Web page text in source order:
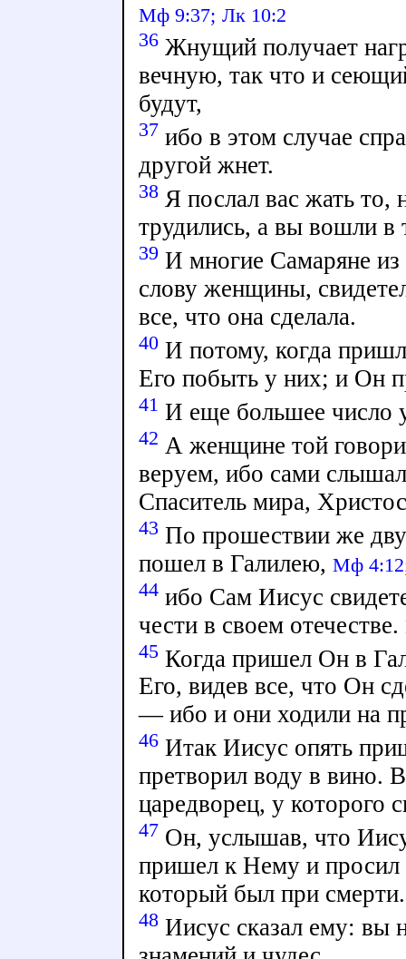
Мф 9:37; Лк 10:2
36Жнущий получает
вечную, так что и
будут,
37 ибо в этом случае
другой жнет.
38Я послал вас жать то,
трудились, а вы вошли в
39 И многие Самаряне из
слову женщины,
все, что она сделала.
40И потому, когда
Его побыть у них; и Он
41 И еще большее число
42 А женщине той
веруем, ибо сами
Спаситель мира,
43 По прошествии же
пошел в Галилею, Мф
44ибо Сам Иисус
чести в своем отечестве.
45Когда пришел Он в
Его, видев все, что Он
— ибо и они ходили на
46Итак Иисус опять
претворил воду в вино.
царедворец, у которого
47 Он, услышав, что
пришел к Нему и просил
который был при смерти.
48Иисус сказал ему: вы